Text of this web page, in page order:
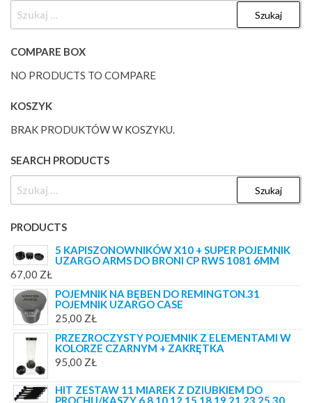
COMPARE BOX
NO PRODUCTS TO COMPARE
KOSZYK
BRAK PRODUKTÓW W KOSZYKU.
SEARCH PRODUCTS
PRODUCTS
5 KAPISZONOWNIKÓW X10 + SUPER POJEMNIK
UZARGO ARMS DO BRONI CP RWS 1081 6MM
67,00 ZŁ
POJEMNIK NA BĘBEN DO REMINGTON.31
POJEMNIK UZARGO CASE
25,00 ZŁ
PRZEZROCZYSTY POJEMNIK Z ELEMENTAMI W
KOLORZE CZARNYM + ZAKRĘTKA
95,00 ZŁ
HIT ZESTAW 11 MIAREK Z DZIUBKIEM DO
PROCHU/KASZY 6 8 10 12 15 18 19 21 23 25 30